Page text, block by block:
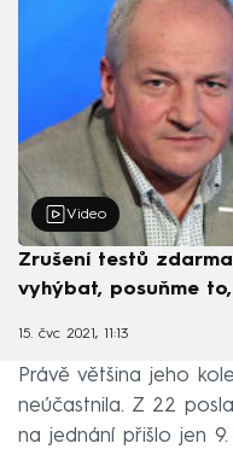
Video
Zrušení testů
vyhýbat, posuňme
15. čvc 2021, 11:13
Právě většina jeho
neúčastnila. Z 22
na jednání přišlo jen